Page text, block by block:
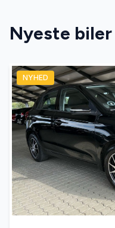
Bakkamera
Bluetooth
Dæktryksystem
El-klapbare
El-ruder x4
Nyeste biler
NYHED